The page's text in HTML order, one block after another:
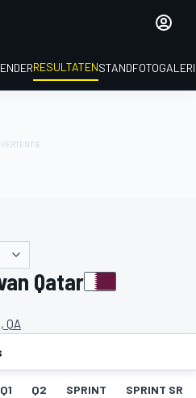
RESULTATENSTAND
Qatar
QA
Q1 Q2 SPRINT SPRINT SR